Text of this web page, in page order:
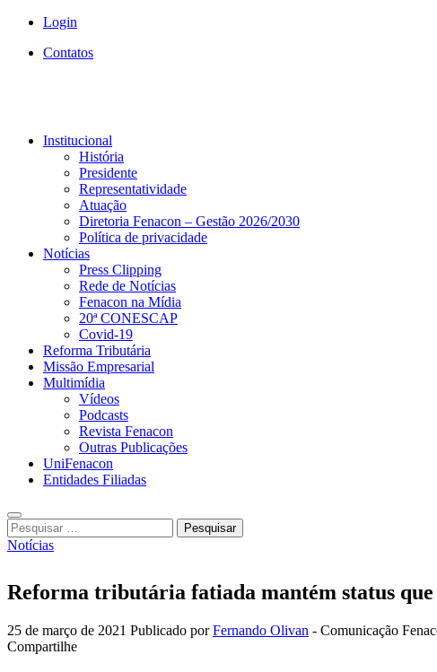
Login
Contatos
Institucional
História
Presidente
Representatividade
Atuação
Diretoria Fenacon – Gestão 2026/2030
Política de privacidade
Notícias
Press Clipping
Rede de Notícias
Fenacon na Mídia
20ª CONESCAP
Covid-19
Reforma Tributária
Missão Empresarial
Multimídia
Vídeos
Podcasts
Revista Fenacon
Outras Publicações
UniFenacon
Entidades Filiadas
Pesquisar
por:
Notícias
Reforma tributária fatiada mantém status que
25 de março de 2021 Publicado porFernando Olivan - Comunicação
Compartilhe